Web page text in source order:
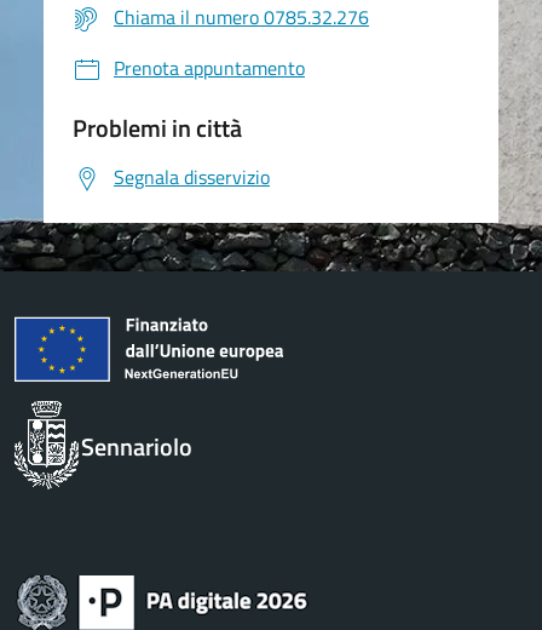
Chiama il numero 0785.32.276
Prenota appuntamento
Problemi in città
Segnala disservizio
Sennariolo